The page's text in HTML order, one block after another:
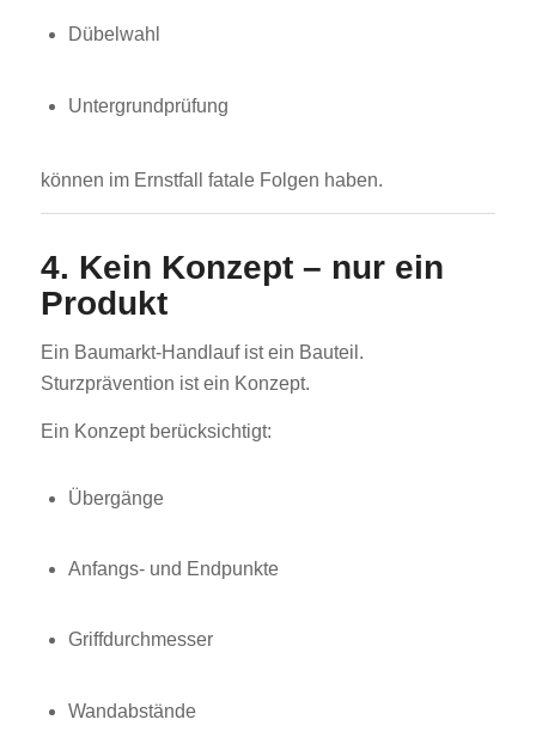
Dübelwahl
Untergrundprüfung
können im Ernstfall fatale Folgen haben.
4. Kein Konzept – nur ein
Produkt
Ein Baumarkt-Handlauf ist ein Bauteil.
Sturzprävention ist ein Konzept.
Ein Konzept berücksichtigt:
Übergänge
Anfangs- und Endpunkte
Griffdurchmesser
Wandabstände